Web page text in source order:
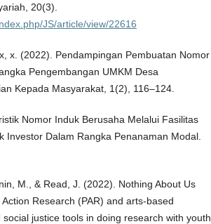
20(3).
JS/article/view/22616
x. (2022). Pendampingan Pembuatan Nomor
Pengembangan UMKM Desa
Kepada Masyarakat, 1(2), 116–124.
Nomor Induk Berusaha Melalui Fasilitas
Investor Dalam Rangka Penanaman Modal.
M., & Read, J. (2022). Nothing About Us
Research (PAR) and arts-based
justice tools in doing research with youth